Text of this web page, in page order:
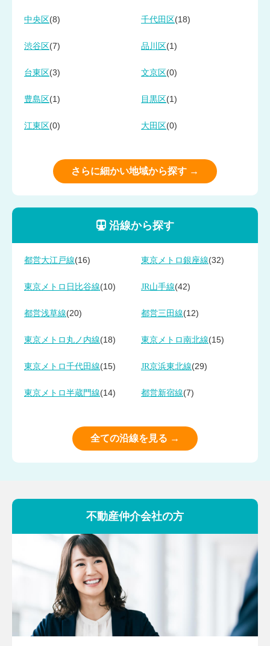
中央区 (8) 千代田区 (18)
渋谷区 (7) 品川区 (1)
台東区 (3) 文京区 (0)
豊島区 (1) 目黒区 (1)
江東区 (0) 大田区 (0)
さらに細かい地域から探す →
沿線から探す
都営大江戸線(16) 東京メトロ銀座線(32)
東京メトロ日比谷線(10) JR山手線(42)
都営浅草線(20) 都営三田線(12)
東京メトロ丸ノ内線(18) 東京メトロ南北線(15)
東京メトロ千代田線(15) JR京浜東北線(29)
東京メトロ半蔵門線(14) 都営新宿線(7)
全ての沿線を見る →
不動産仲介会社の方